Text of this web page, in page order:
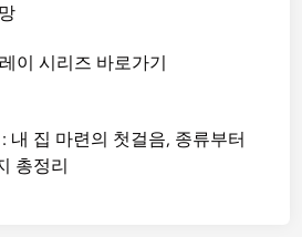
이 시리즈 바로가기
내 집 마련의 첫걸음, 종류부터
총정리